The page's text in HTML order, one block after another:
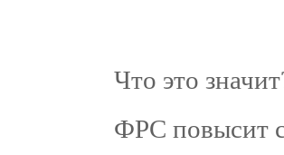
Что это
ФРС повысит